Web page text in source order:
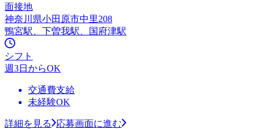
面接地
神奈川県小田原市中里208
鴨宮駅、下曽我駅、国府津駅
シフト
週3日からOK
交通費支給
未経験OK
詳細を見る
応募画面に進む